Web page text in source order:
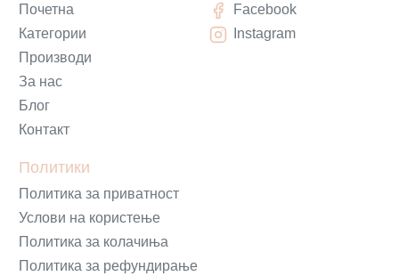
Почетна
Категории
Производи
За нас
Блог
Контакт
Политики
Политика за приватност
Услови на користење
Политика за колачиња
Политика за рефундирање
Facebook
Instagram